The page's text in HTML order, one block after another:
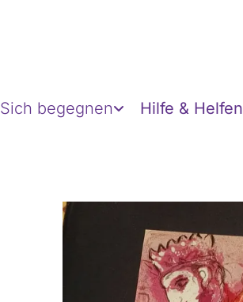
Sich begegnen Hilfe & Helfen